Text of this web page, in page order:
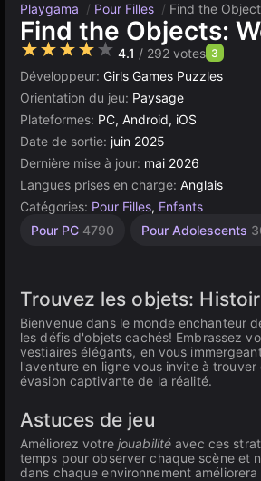
Playgama / Pour Filles / Find the
Find the Objects:
★★★★★ 4.1 / 292 votes 3
Développeur: Girls Games Puzzles
Orientation du jeu: Paysage
Plateformes: PC, Android, iOS
Date de sortie: juin 2025
Dernière mise à jour: mai 2026
Langues prises en charge: Anglais
Catégories: Pour Filles, Enfants
Pour PC 4790 Pour Adolescents
Salon
Détective
Apprentissage
Chercher
Agilité
Bureau
Haute
Navigateur
Unity
Trouvez les objets:
Bienvenue dans le monde enchanteur
les défis d'objets cachés! Embrassez
vestiaires élégants, en vous
l'aventure en ligne vous invite à
évasion captivante de la réalité.
Astuces de jeu
Améliorez votre jouabilité avec ces
temps pour observer chaque scène et
dans chaque environnement